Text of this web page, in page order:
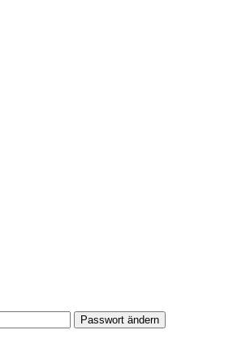
Passwort ändern